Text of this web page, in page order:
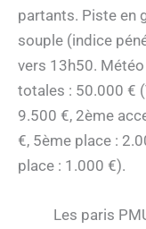
partants. Piste en
souple (indice
vers 13h50.
totales : 50.000 €
9.500 €, 2ème
€, 5ème place :
place : 1.000 €).
Les paris